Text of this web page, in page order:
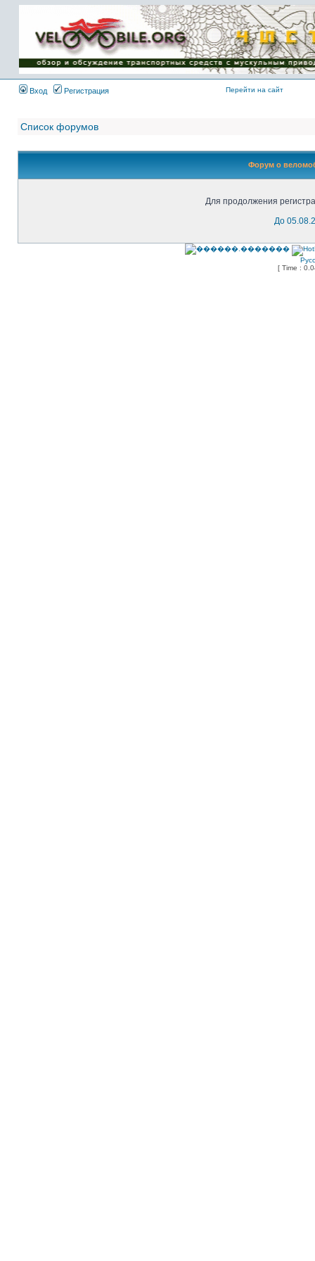
Имя пользователя:
Пароль:
{ LOG_ME_IN_SHORT
}
Вход
Регистрация Перейти на сайт
Список форумов
Форум о
Для продолжения
До
[ Time :